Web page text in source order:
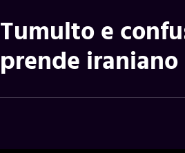
Tumulto e
prende